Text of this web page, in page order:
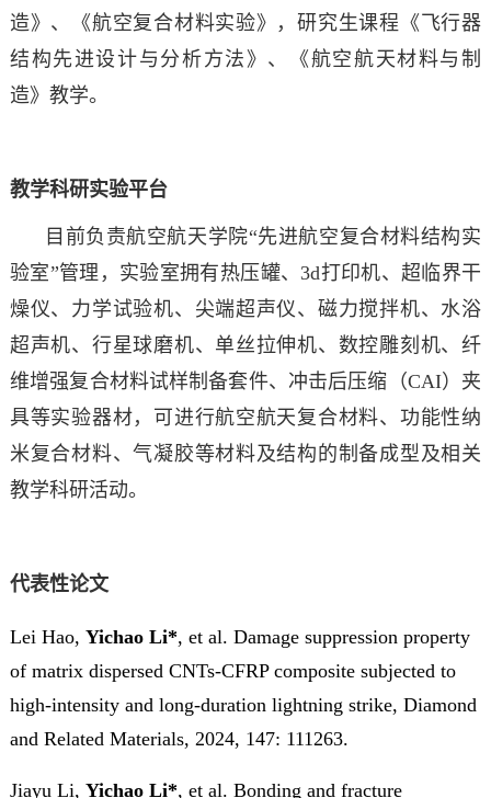
造》、《航空复合材料实验》，研究生课程《飞行器
结构先进设计与分析方法》、《航空航天材料与制
造》教学。
教学科研实验平台
目前负责航空航天学院“先进航空复合材料结构实
验室”管理，实验室拥有热压罐、3d打印机、超临界干
燥仪、力学试验机、尖端超声仪、磁力搅拌机、水浴
超声机、行星球磨机、单丝拉伸机、数控雕刻机、纤
维增强复合材料试样制备套件、冲击后压缩（CAI）夹
具等实验器材，可进行航空航天复合材料、功能性纳
米复合材料、气凝胶等材料及结构的制备成型及相关
教学科研活动。
代表性论文
Lei Hao, Yichao Li*, et al. Damage suppression property
of matrix dispersed CNTs-CFRP composite subjected to
high-intensity and long-duration lightning strike, Diamond
and Related Materials, 2024, 147: 111263.
Jiayu Li, Yichao Li*, et al. Bonding and fracture